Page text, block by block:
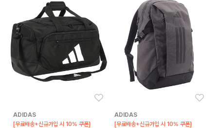
ADIDAS
[무료배송+신규가입 시 10% 쿠폰]
ADIDAS
[무료배송+신규가입 시 10% 쿠폰]